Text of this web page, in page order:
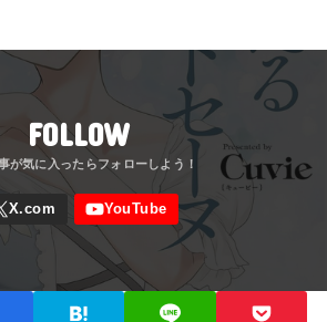
FOLLOW